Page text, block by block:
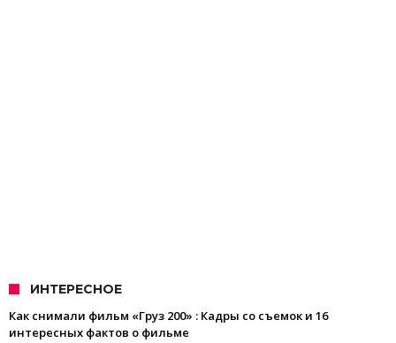
ИНТЕРЕСНОЕ
Как снимали фильм «Груз 200» : Кадры со съемок и 16
интересных фактов о фильме